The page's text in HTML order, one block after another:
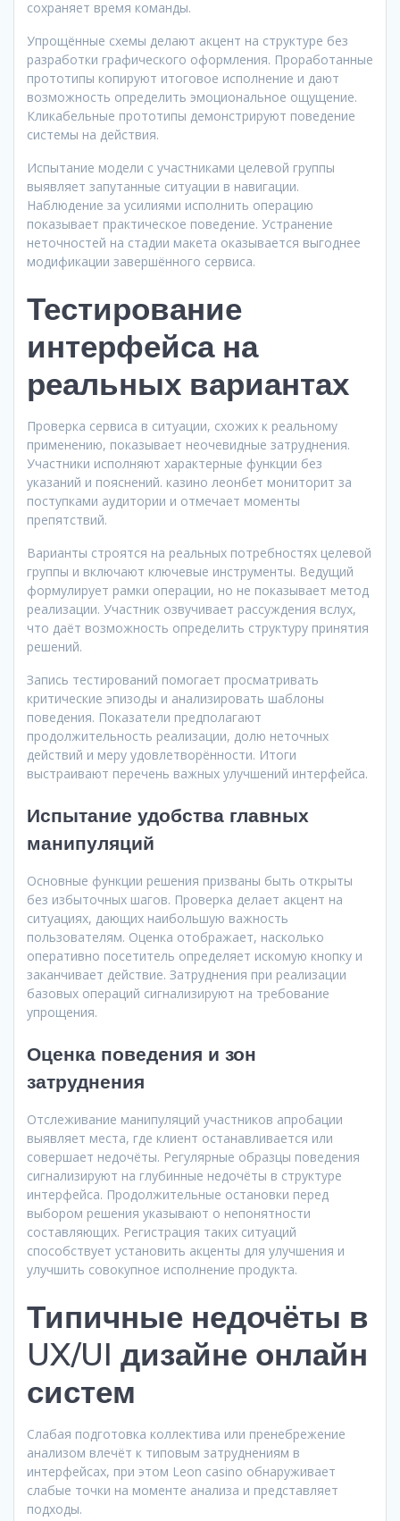
сохраняет время команды.
Упрощённые схемы делают акцент на структуре без
разработки графического оформления. Проработанные
прототипы копируют итоговое исполнение и дают
возможность определить эмоциональное ощущение.
Кликабельные прототипы демонстрируют поведение
системы на действия.
Испытание модели с участниками целевой группы
выявляет запутанные ситуации в навигации.
Наблюдение за усилиями исполнить операцию
показывает практическое поведение. Устранение
неточностей на стадии макета оказывается выгоднее
модификации завершённого сервиса.
Тестирование
интерфейса на
реальных вариантах
Проверка сервиса в ситуации, схожих к реальному
применению, показывает неочевидные затруднения.
Участники исполняют характерные функции без
указаний и пояснений. казино леонбет мониторит за
поступками аудитории и отмечает моменты
препятствий.
Варианты строятся на реальных потребностях целевой
группы и включают ключевые инструменты. Ведущий
формулирует рамки операции, но не показывает метод
реализации. Участник озвучивает рассуждения вслух,
что даёт возможность определить структуру принятия
решений.
Запись тестирований помогает просматривать
критические эпизоды и анализировать шаблоны
поведения. Показатели предполагают
продолжительность реализации, долю неточных
действий и меру удовлетворённости. Итоги
выстраивают перечень важных улучшений интерфейса.
Испытание удобства главных
манипуляций
Основные функции решения призваны быть открыты
без избыточных шагов. Проверка делает акцент на
ситуациях, дающих наибольшую важность
пользователям. Оценка отображает, насколько
оперативно посетитель определяет искомую кнопку и
заканчивает действие. Затруднения при реализации
базовых операций сигнализируют на требование
упрощения.
Оценка поведения и зон
затруднения
Отслеживание манипуляций участников апробации
выявляет места, где клиент останавливается или
совершает недочёты. Регулярные образцы поведения
сигнализируют на глубинные недочёты в структуре
интерфейса. Продолжительные остановки перед
выбором решения указывают о непонятности
составляющих. Регистрация таких ситуаций
способствует установить акценты для улучшения и
улучшить совокупное исполнение продукта.
Типичные недочёты в
UX/UI дизайне онлайн
систем
Слабая подготовка коллектива или пренебрежение
анализом влечёт к типовым затруднениям в
интерфейсах, при этом Leon casino обнаруживает
слабые точки на моменте анализа и представляет
подходы.